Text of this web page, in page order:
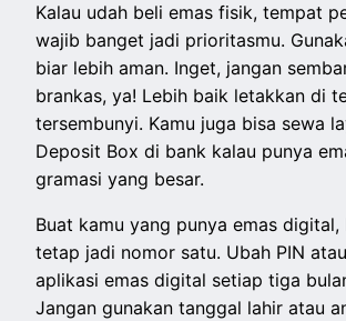
Kalau udah beli emas fisik, tempat
wajib banget jadi prioritasmu.
biar lebih aman. Inget, jangan
brankas, ya! Lebih baik letakkan di
tersembunyi. Kamu juga bisa sewa
Deposit Box di bank kalau punya
gramasi yang besar.
Buat kamu yang punya emas digital,
tetap jadi nomor satu. Ubah PIN
aplikasi emas digital setiap tiga
Jangan gunakan tanggal lahir atau